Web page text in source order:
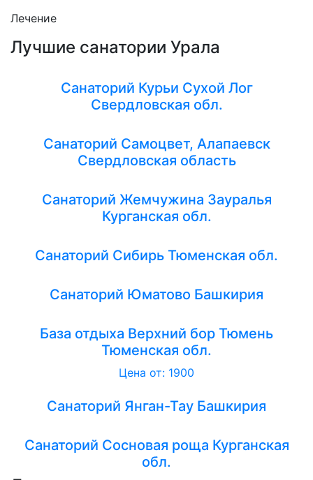
Лечение
Лучшие санатории Урала
Санаторий Курьи Сухой Лог
Свердловская обл.
Санаторий Самоцвет, Алапаевск
Свердловская область
Санаторий Жемчужина Зауралья
Курганская обл.
Санаторий Сибирь Тюменская обл.
Санаторий Юматово Башкирия
База отдыха Верхний бор Тюмень
Тюменская обл.
Цена от: 1900
Санаторий Янган-Тау Башкирия
Санаторий Сосновая роща Курганская
обл.